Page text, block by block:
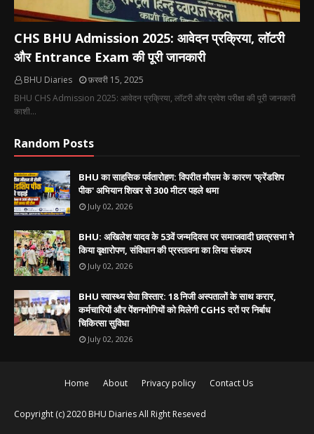
CHS BHU Admission 2025: आवेदन प्रक्रिया, लॉटरी
और Entrance Exam की पूरी जानकारी
BHU Diaries
फ़रवरी 15, 2025
BHU CHS Admission 2025: आवेदन प्रक्रिया, लॉटरी और प्रवेश परीक्षा की पूरी जानकारी
काशी…
Random Posts
BHU का साहसिक पर्वतारोहण: विपरीत मौसम के कारण 'फ्रेंडशिप
पीक' अभियान शिखर से 300 मीटर पहले थमा
July 02, 2026
BHU: अखिलेश यादव के 53वें जन्मदिवस पर समाजवादी छात्रसभा ने
किया वृक्षारोपण, संविधान की प्रस्तावना का लिया संकल्प
July 02, 2026
BHU स्वास्थ्य सेवा विस्तार: 18 निजी अस्पतालों के साथ करार,
कर्मचारियों और पेंशनभोगियों को मिलेगी CGHS दरों पर निर्बाध
चिकित्सा सुविधा
July 02, 2026
Home About Privacy policy Contact Us
Copyright (c) 2020 BHU DiariesAll Right Reseved